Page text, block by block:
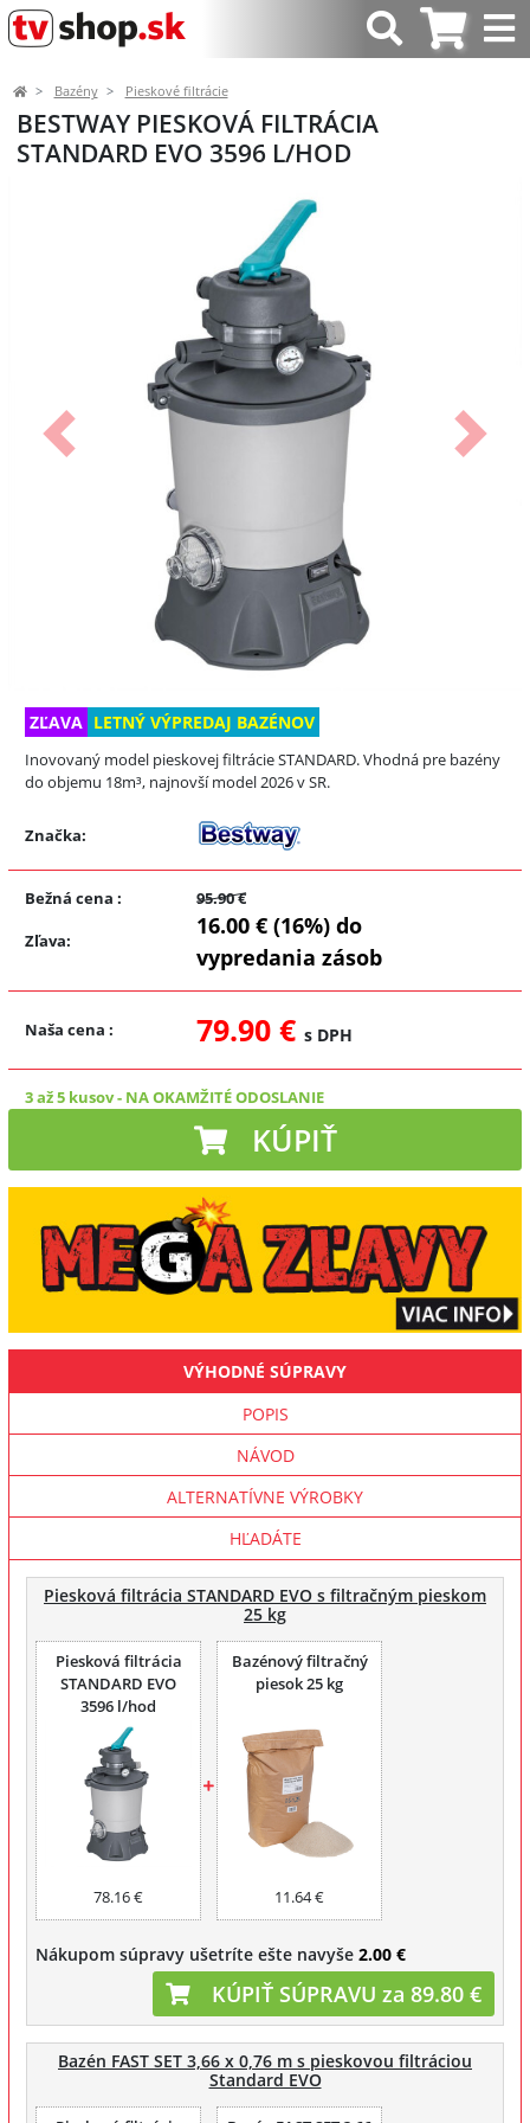
Bazény Pieskové filtrácie
BESTWAY PIESKOVÁ FILTRÁCIA
STANDARD EVO 3596 L/HOD
Predchádzajúci Ďalší
ZĽAVA LETNÝ VÝPREDAJ BAZÉNOV
Inovovaný model pieskovej filtrácie STANDARD. Vhodná pre bazény
do objemu 18m³, najnovší model 2026 v SR.
Značka:
Bežná cena : 95.90 €
Zľava:
16.00 € (16%) do
vypredania zásob
Naša cena : 79.90 € s DPH
3 až 5 kusov- NA OKAMŽITÉ ODOSLANIE
KÚPIŤ
VÝHODNÉ SÚPRAVY
POPIS
NÁVOD
ALTERNATÍVNE VÝROBKY
HĽADÁTE
Piesková filtrácia STANDARD EVO s filtračným pieskom
25 kg
Piesková filtrácia
STANDARD EVO
3596 l/hod
78.16 €
Bazénový filtračný
piesok 25 kg
11.64 €
Nákupom súpravy ušetríte ešte navyše 2.00 €
KÚPIŤ SÚPRAVU za 89.80 €
Bazén FAST SET 3,66 x 0,76 m s pieskovou filtráciou
Standard EVO